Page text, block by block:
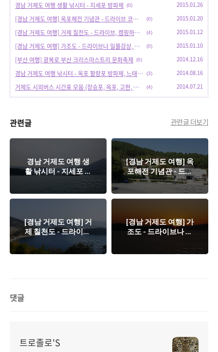
경남 거제도 여행 생활 낚시터 - 지세포 방파제 (0) 2015.01.26
[경남 거제도 여행] 옥포해전 기념관 - 드라이브 코스(옥포해전길), (가족단위) 아이들과 함께하기 좋은 여행지 (0) 2015.01.20
[경남 거제도 여행] 거제 칠천도 - 드라이브, 캠핑하기 좋을 장소(칠천량해전공원, 물안(옆개)해수욕장, 슈만과 클라라) (4) 2015.01.12
[경남 거제도 여행] 가조도 - 드라이브나 일몰감상, 출사여행 혹은 낚시하기 좋을 여행지 (0) 2015.01.10
[부산 여행] 광복로 부산 크리스마스트리 문화축제 (0) 2014.12.16
경남 거제도 여행 낚시터 - 옥포 팔랑포 방파제, 느태 방파제 (3) 2014.08.16
거제도 시외버스 시간표 모음 (장승포, 옥포, 고현, 사상, 2000번 거제~ 하단 노선 추가) (4) 2014.07.21
관련글 관련글 더보기
경남 거제도 여행 생
활 낚시터 - 지세포 방
[경남 거제도 여행] 옥
포해전 기념관 - 드라
이브 코스(옥포해전
길), (가족단위) 아이
들과 함께하기 좋은
[경남 거제도 여행] 거
제 칠천도 - 드라이브,
캠핑하기 좋을 장소
(칠천량해전공원, 물
[경남 거제도 여행] 가
조도 - 드라이브나 일
은 낚시하기 좋을 여
댓글
트로졸로'S